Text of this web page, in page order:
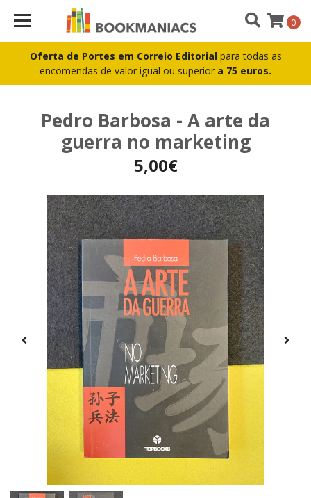
Oferta de Portes em Correio Editorial para todas as
encomendas de valor igual ou superior a 75 euros.
0
Pedro Barbosa - A arte da
guerra no marketing
5,00€